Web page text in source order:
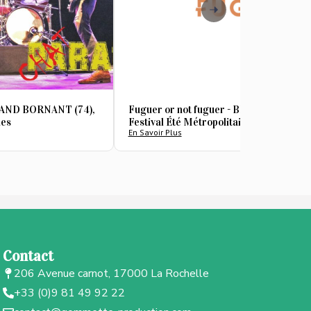
BORNANT (74),
Fuguer or not fuguer - BRUGES (33) -
Festival Été Métropolitain
En Savoir Plus
Contact
206 Avenue carnot, 17000 La Rochelle
+33 (0)9 81 49 92 22